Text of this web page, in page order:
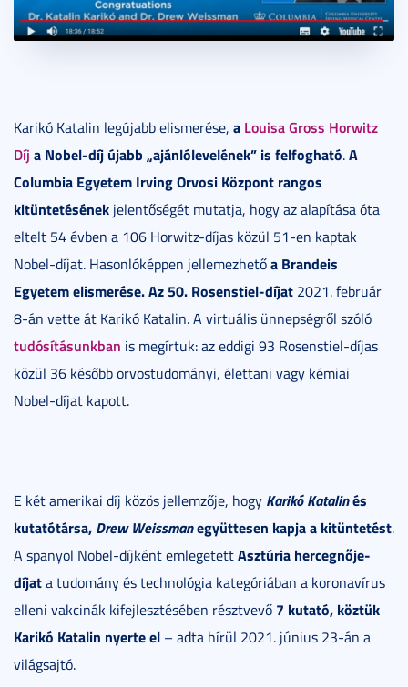
Karikó Katalin legújabb elismerése, a Louisa Gross Horwitz
Díj a Nobel-díj újabb „ajánlólevelének” is felfogható.A
Columbia Egyetem Irving Orvosi Központ rangos
kitüntetésének jelentőségét mutatja, hogy az alapítása óta
eltelt 54 évben a 106 Horwitz-díjas közül 51-en kaptak
Nobel-díjat. Hasonlóképpen jellemezhetőa Brandeis
Egyetem elismerése. Az 50. Rosenstiel-díjat 2021. február
8-án vette át Karikó Katalin. A virtuális ünnepségről szóló
tudósításunkban is megírtuk: az eddigi 93 Rosenstiel-díjas
közül 36 később orvostudományi, élettani vagy kémiai
Nobel-díjat kapott.
E két amerikai díj közös jellemzője, hogy Karikó Katalinés
kutatótársa, Drew Weissmanegyüttesen kapja a kitüntetést.
A spanyol Nobel-díjként emlegetettAsztúria hercegnője-
díjata tudomány és technológia kategóriában a koronavírus
elleni vakcinák kifejlesztésében résztvevő 7 kutató, köztük
Karikó Katalin nyerte el – adta hírül 2021. június 23-án a
világsajtó.